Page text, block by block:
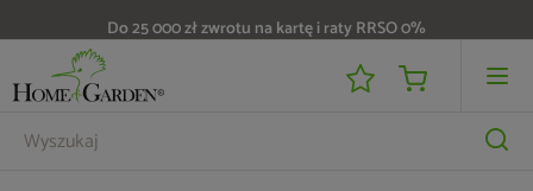
Do 25 000 zł zwrotu na kartę i raty RRSO 0%